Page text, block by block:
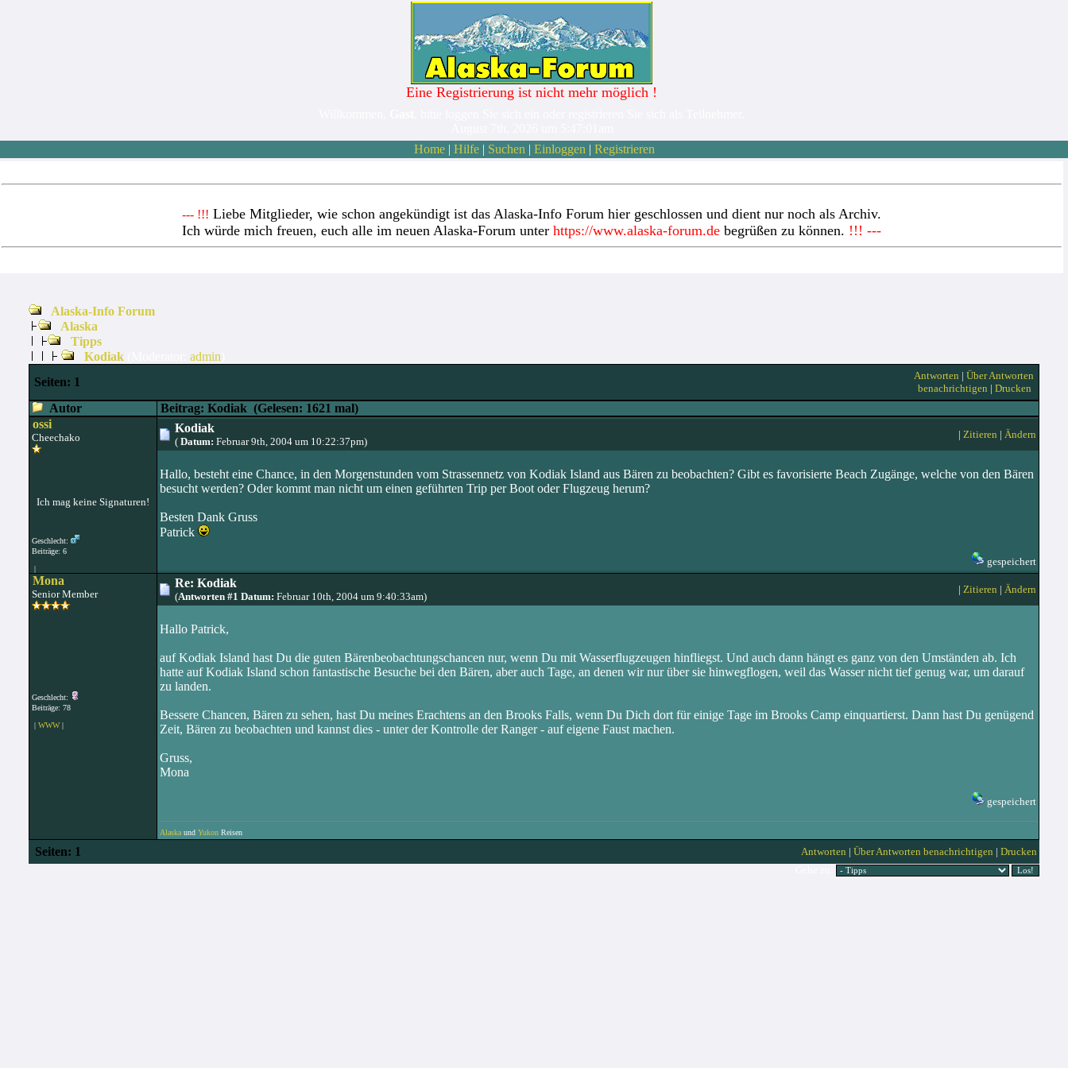
Eine Registrierung ist nicht mehr möglich !
Home| Hilfe| Suchen | Einloggen | Registrieren
--- !!! Liebe Mitglieder, wie schon angekündigt ist das Alaska-Info Forum hier geschlossen und dient nur noch als Archiv.
Ich würde mich freuen, euch alle im neuen Alaska-Forum unter https://www.alaska-forum.de begrüßen zu können. !!! ---
Alaska-Info Forum
Alaska
Tipps
Kodiak
admin
Seiten: 1 Antworten | Über Antworten
benachrichtigen | Drucken
Autor Beitrag: Kodiak (Gelesen: 1621 mal)
ossi
Cheechako
Ich mag keine Signaturen!
Geschlecht:
Beiträge: 6
|
Kodiak
( Datum: Februar 9th, 2004 um 10:22:37pm)
| Zitieren | Ändern
Hallo, besteht eine Chance, in den Morgenstunden vom Strassennetz von Kodiak Island aus Bären zu beobachten? Gibt es favorisierte Beach Zugänge, welche von den Bären
besucht werden? Oder kommt man nicht um einen geführten Trip per Boot oder Flugzeug herum?
Besten Dank Gruss
Patrick
gespeichert
Mona
Senior Member
Geschlecht:
Beiträge: 78
| WWW|
Re: Kodiak
(Antworten #1 Datum: Februar 10th, 2004 um 9:40:33am)
| Zitieren | Ändern
Hallo Patrick,
auf Kodiak Island hast Du die guten Bärenbeobachtungschancen nur, wenn Du mit Wasserflugzeugen hinfliegst. Und auch dann hängt es ganz von den Umständen ab. Ich
hatte auf Kodiak Island schon fantastische Besuche bei den Bären, aber auch Tage, an denen wir nur über sie hinwegflogen, weil das Wasser nicht tief genug war, um darauf
zu landen.
Bessere Chancen, Bären zu sehen, hast Du meines Erachtens an den Brooks Falls, wenn Du Dich dort für einige Tage im Brooks Camp einquartierst. Dann hast Du genügend
Zeit, Bären zu beobachten und kannst dies - unter der Kontrolle der Ranger - auf eigene Faust machen.
Gruss,
Mona
gespeichert
Alaska und Yukon Reisen
Seiten: 1 Antworten | Über Antworten benachrichtigen | Drucken